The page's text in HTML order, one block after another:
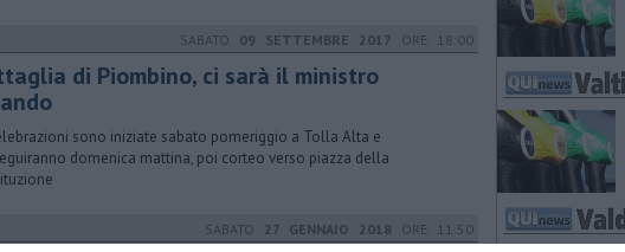
SABATO 09 SETTEMBRE 2017 ORE 18:00
di Piombino, ci sarà il ministro
sono iniziate sabato pomeriggio a Tolla Alta e
domenica mattina, poi corteo verso piazza della
SABATO 27 GENNAIO 2018 ORE 11:50